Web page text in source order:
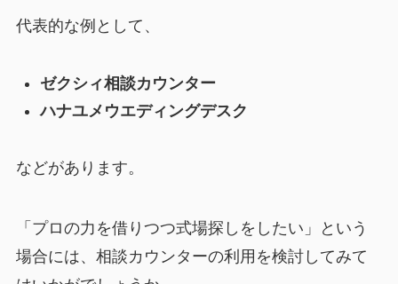
代表的な例として、
ゼクシィ相談カウンター
ハナユメウエディングデスク
などがあります。
「プロの力を借りつつ式場探しをしたい」という
場合には、相談カウンターの利用を検討してみて